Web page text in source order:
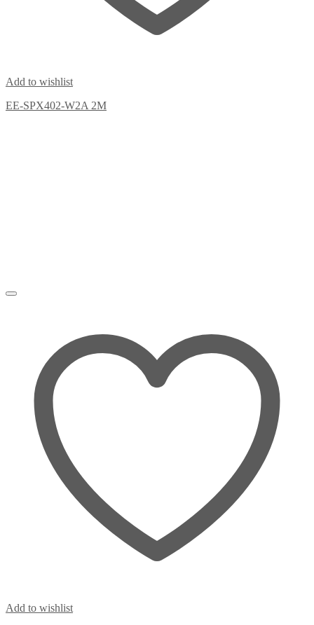
Add to wishlist
EE-SPX402-W2A 2M
Add to wishlist